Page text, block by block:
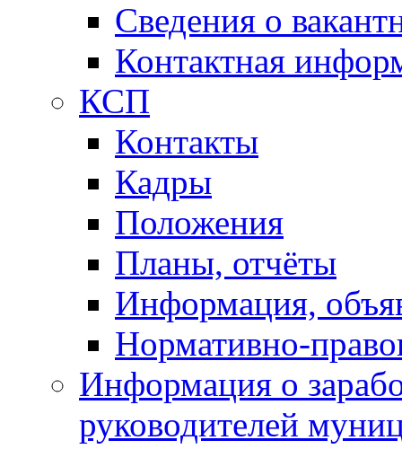
Сведения о
Контактная
КСП
Контакты
Кадры
Положения
Планы, отчёты
Информация,
Нормативно-
Информация о
руководителей